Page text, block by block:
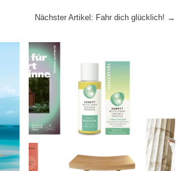
Nächster Artikel: Fahr dich glücklich! →